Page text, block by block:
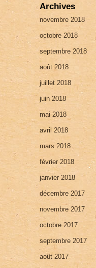
Archives
novembre 2018
octobre 2018
septembre 2018
août 2018
juillet 2018
juin 2018
mai 2018
avril 2018
mars 2018
février 2018
janvier 2018
décembre 2017
novembre 2017
octobre 2017
septembre 2017
août 2017